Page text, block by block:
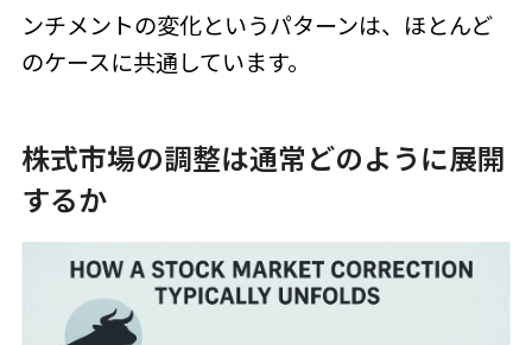
ンチメントの変化というパターンは、ほとんど
のケースに共通しています。
株式市場の調整は通常どのように展開
するか